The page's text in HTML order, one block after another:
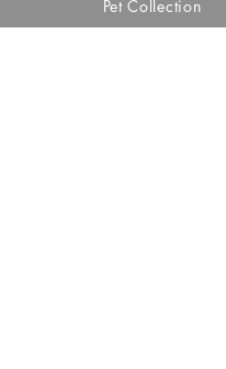
Pet Collection